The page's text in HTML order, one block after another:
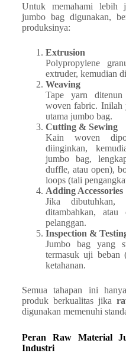
Untuk memahami lebih
jumbo bag digunakan,
produksinya:
Extrusion
Polypropylene
extruder, kemudian
Weaving
Tape yarn
woven fabric. Inilah
utama jumbo bag.
Cutting & Sewing
Kain woven
diinginkan,
jumbo bag,
duffle, atau open),
loops (tali
Adding Accessories
Jika dibutuhkan,
ditambahkan, atau
pelanggan.
Inspection &
Jumbo bag yang
termasuk uji
ketahanan.
Semua tahapan ini
produk berkualitas jika
digunakan memenuhi
Peran Raw Material
Industri